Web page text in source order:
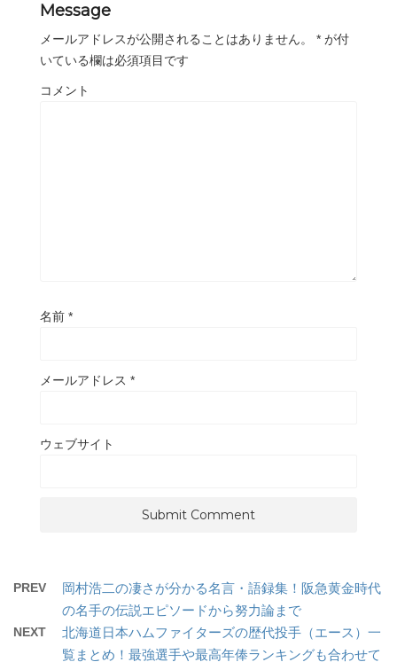
Message
メールアドレスが公開されることはありません。 * が付
いている欄は必須項目です
コメント
名前 *
メールアドレス *
ウェブサイト
PREV
岡村浩二の凄さが分かる名言・語録集！阪急黄金時代
の名手の伝説エピソードから努力論まで
NEXT
北海道日本ハムファイターズの歴代投手（エース）一
覧まとめ！最強選手や最高年俸ランキングも合わせて